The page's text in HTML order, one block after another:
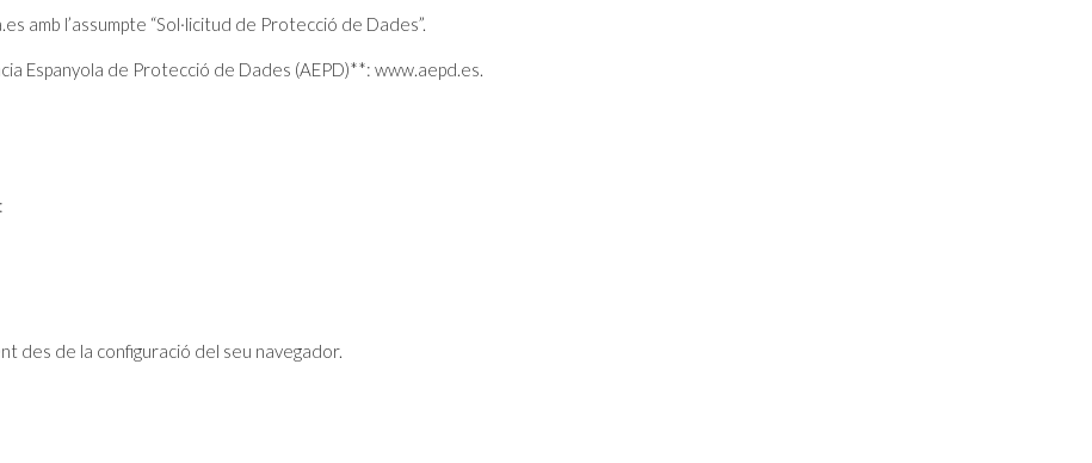
amb l’assumpte “Sol·licitud de Protecció de Dades”.
Espanyola de Protecció de Dades (AEPD)**: www.aepd.es.
des de la configuració del seu navegador.